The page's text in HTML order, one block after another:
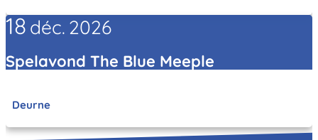
18 déc. 2026
Spelavond The Blue Meeple
Deurne